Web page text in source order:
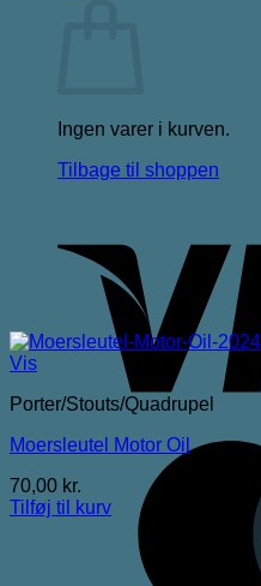
Ingen varer i kurven.
Tilbage til shoppen
Vis
Porter/Stouts/Quadrupel
Moersleutel Motor Oil
70,00 kr.
Tilføj til kurv